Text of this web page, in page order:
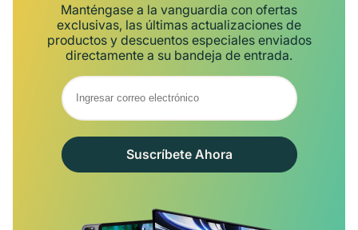
Manténgase a la vanguardia con ofertas
exclusivas, las últimas actualizaciones de
productos y descuentos especiales enviados
directamente a su bandeja de entrada.
Suscríbete Ahora